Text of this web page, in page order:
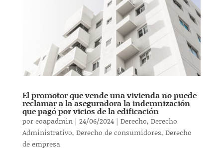
El promotor que vende una vivienda no puede
reclamar a la aseguradora la indemnización
que pagó por vicios de la edificación
poreoapadmin| 24/06/2024| Derecho, Derecho
Administrativo, Derecho de consumidores, Derecho
de empresa